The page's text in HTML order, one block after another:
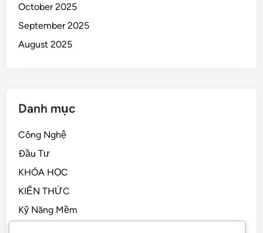
October 2025
September 2025
August 2025
Danh mục
Công Nghệ
Đầu Tư
KHÓA HỌC
KIẾN THỨC
Kỹ Năng Mềm